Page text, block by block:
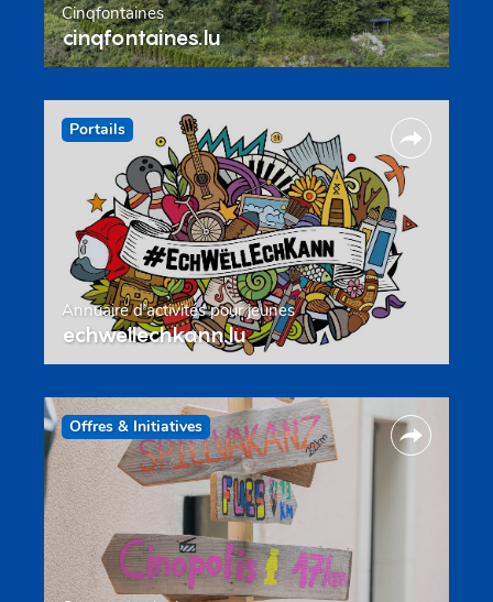
Cinqfontaines
cinqfontaines.lu
Portails
Annuaire d’activités pour jeunes
echwellechkann.lu
Offres & Initiatives